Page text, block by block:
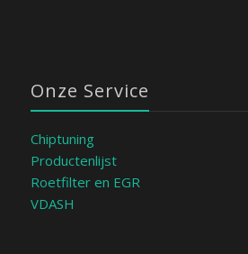
Onze Service
Chiptuning
Productenlijst
Roetfilter en EGR
VDASH